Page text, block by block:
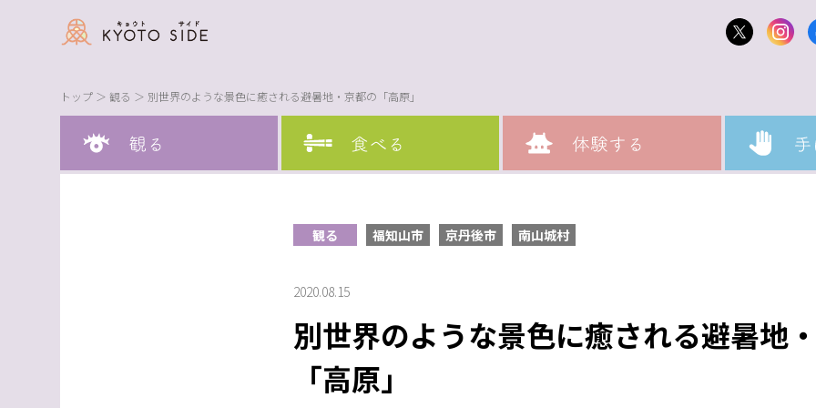
トップ ＞ 観る ＞ 別世界のような景色に癒される避暑地・京都の「高原」
観る 福知山市 京丹後市 南山城村
2020.08.15
別世界のような景色に癒される避暑地
「高原」